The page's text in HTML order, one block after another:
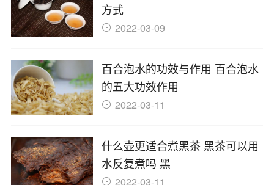
方式
2022-03-09
百合泡水的功效与作用 百合泡水
的五大功效作用
2022-03-11
什么壶更适合煮黑茶 黑茶可以用
水反复煮吗 黑
2022-03-11